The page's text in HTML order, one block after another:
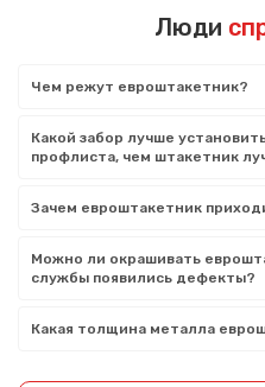
Люди
Чем режут евроштакетник?
Какой забор лучше
профлиста, чем штакетник
Зачем евроштакетник
Можно ли окрашивать
службы появились дефекты?
Какая толщина металла